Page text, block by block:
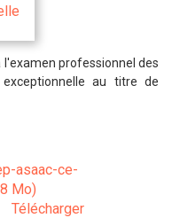
professionnel des
au titre de
asaac-ce-
Mo)
Télécharger